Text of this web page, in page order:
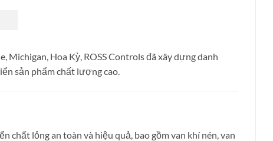
Hoa Kỳ, ROSS Controls đã xây dựng danh
sản phẩm chất lượng cao.
chất lỏng an toàn và hiệu quả, bao gồm van khí nén, van